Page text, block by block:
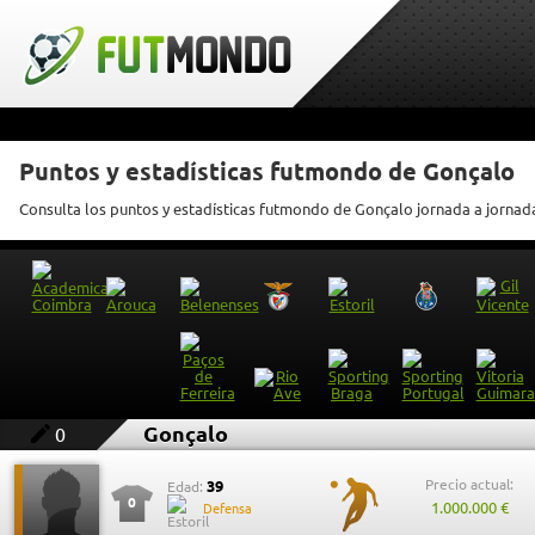
Puntos y estadísticas futmondo de Gonçalo
Consulta los puntos y estadísticas futmondo de Gonçalo jornada a
0 Gonçalo
0
Edad: 39
Defensa
Precio actual:
1.000.000 €